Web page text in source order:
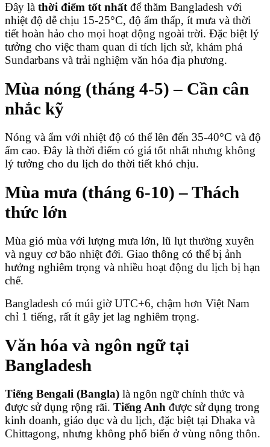
Đây là thời điểm tốt nhấtđể thăm Bangladesh với
nhiệt độ dễ chịu 15-25°C, độ ẩm thấp, ít mưa và thời
tiết hoàn hảo cho mọi hoạt động ngoài trời. Đặc biệt lý
tưởng cho việc tham quan di tích lịch sử, khám phá
Sundarbans và trải nghiệm văn hóa địa phương.
Mùa nóng (tháng 4-5) – Cần cân
nhắc kỹ
Nóng và ẩm với nhiệt độ có thể lên đến 35-40°C và độ
ẩm cao. Đây là thời điểm có giá tốt nhất nhưng không
lý tưởng cho du lịch do thời tiết khó chịu.
Mùa mưa (tháng 6-10) – Thách
thức lớn
Mùa gió mùa với lượng mưa lớn, lũ lụt thường xuyên
và nguy cơ bão nhiệt đới. Giao thông có thể bị ảnh
hưởng nghiêm trọng và nhiều hoạt động du lịch bị hạn
chế.
Bangladesh có múi giờ UTC+6, chậm hơn Việt Nam
chỉ 1 tiếng, rất ít gây jet lag nghiêm trọng.
Văn hóa và ngôn ngữ tại
Bangladesh
Tiếng Bengali (Bangla) là ngôn ngữ chính thức và
được sử dụng rộng rãi. Tiếng Anh được sử dụng trong
kinh doanh, giáo dục và du lịch, đặc biệt tại Dhaka và
Chittagong, nhưng không phổ biến ở vùng nông thôn.